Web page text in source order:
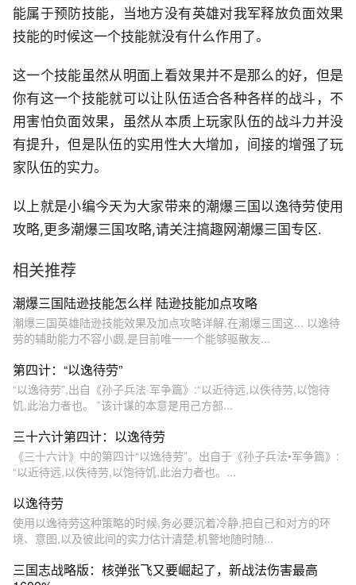
能属于预防技能，当地方没有英雄对我军释放负面效果
技能的时候这一个技能就没有什么作用了。
这一个技能虽然从明面上看效果并不是那么的好，但是
你有这一个技能就可以让队伍适合各种各样的战斗，不
用害怕负面效果，虽然从本质上玩家队伍的战斗力并没
有提升，但是队伍的实用性大大增加，间接的增强了玩
家队伍的实力。
以上就是小编今天为大家带来的潮爆三国以逸待劳使用
攻略,更多潮爆三国攻略,请关注搞趣网潮爆三国专区.
相关推荐
潮爆三国陆逊技能怎么样 陆逊技能加点攻略
潮爆三国英雄陆逊技能效果及加点攻略详解,在潮爆三国这... 以逸待
劳的辅助能力不容小觑,是目前唯一一个能够驱散友...
第四计：“以逸待劳”
“以逸待劳”,出自《孙子兵法·军争篇》:“以近待远,以佚待劳,以饱待
饥,此治力者也。 ”该计谋的本意是用己方部...
三十六计第四计：以逸待劳
《三十六计》中的第四计“以逸待劳”。出自于《孙子兵法•军争篇》:
“以近待远,以佚待劳,以饱待饥,此治力者也。...
以逸待劳
使用以逸待劳这种策略的时候,务必要沉着冷静,把自己和对方的环
境、意图,以及彼此间的实力估计清楚,机警地随时随...
三国志战略版：核弹张飞又要崛起了，新战法伤害最高